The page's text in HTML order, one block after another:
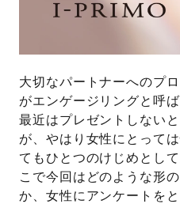
大切なパートナーへのプ
がエンゲージリングと呼
最近はプレゼントしない
が、やはり女性にとって
てもひとつのけじめとし
こで今回はどのような形
か、女性にアンケートを
プロポーズアイテム
おすすめの婚約指輪
パーフェクトプロポー
プロポーズシチュエー
婚約指輪選び方ガイド
ダイヤモンドの品質と
プロポーズの方法
アイプリモについて
ニュース
婚約
プロ